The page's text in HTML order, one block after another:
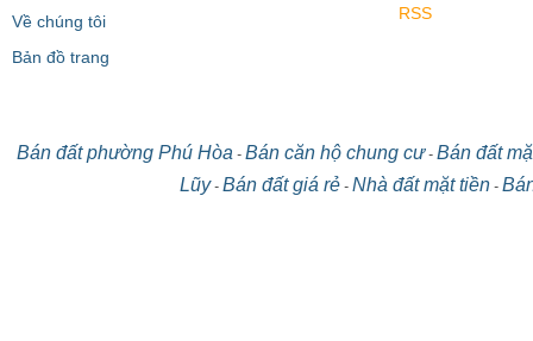
Về chúng tôi
Bản đồ trang
RSS
Bán đất phường Phú Hòa - Bán căn hộ chung cư- Bán đất
Lũy- Bán đất giá rẻ- Nhà đất mặt tiền-